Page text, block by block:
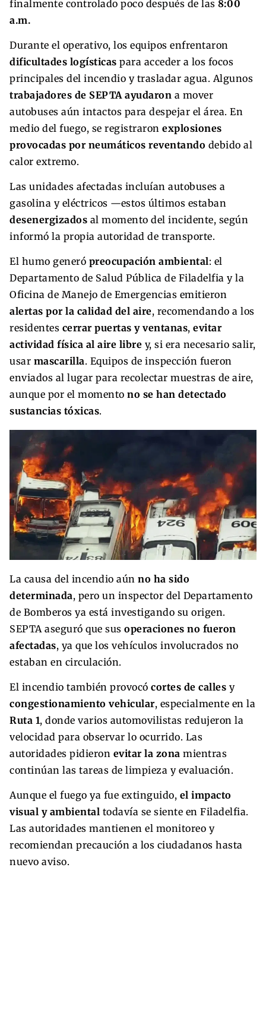
finalmente controlado poco después de las 8:00
a.m.
Durante el operativo, los equipos enfrentaron
dificultades logísticas para acceder a los focos
principales del incendio y trasladar agua. Algunos
trabajadores de SEPTA ayudaron a mover
autobuses aún intactos para despejar el área. En
medio del fuego, se registraron explosiones
provocadas por neumáticos reventando debido al
calor extremo.
Las unidades afectadas incluían autobuses a
gasolina y eléctricos —estos últimos estaban
desenergizados al momento del incidente, según
informó la propia autoridad de transporte.
El humo generó preocupación ambiental: el
Departamento de Salud Pública de Filadelfia y la
Oficina de Manejo de Emergencias emitieron
alertas por la calidad del aire, recomendando a los
residentes cerrar puertas y ventanas, evitar
actividad física al aire libre y, si era necesario salir,
usar mascarilla. Equipos de inspección fueron
enviados al lugar para recolectar muestras de aire,
aunque por el momento no se han detectado
sustancias tóxicas.
La causa del incendio aún no ha sido
determinada, pero un inspector del Departamento
de Bomberos ya está investigando su origen.
SEPTA aseguró que sus operaciones no fueron
afectadas, ya que los vehículos involucrados no
estaban en circulación.
El incendio también provocó cortes de calles y
congestionamiento vehicular, especialmente en la
Ruta 1, donde varios automovilistas redujeron la
velocidad para observar lo ocurrido. Las
autoridades pidieron evitar la zona mientras
continúan las tareas de limpieza y evaluación.
Aunque el fuego ya fue extinguido, el impacto
visual y ambiental todavía se siente en Filadelfia.
Las autoridades mantienen el monitoreo y
recomiendan precaución a los ciudadanos hasta
nuevo aviso.